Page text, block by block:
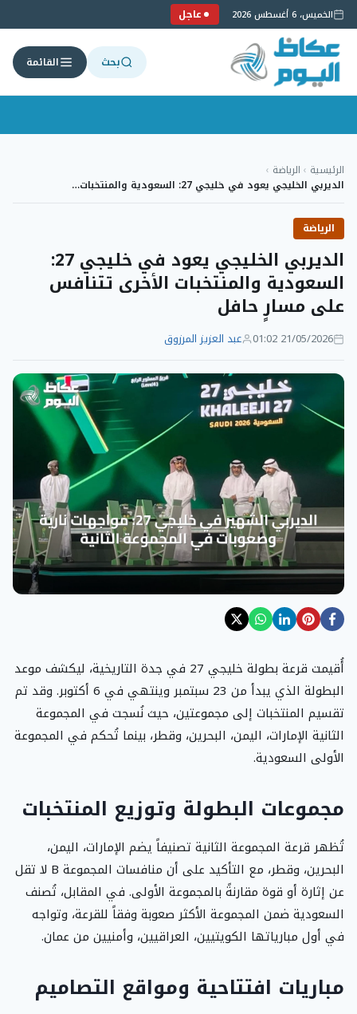
الخميس، 6 أغسطس 2026 عاجل
بحث القائمة
إلى
المحتوى
الرئيسية › الرياضة ›
الديربي الخليجي يعود في خليجي 27: السعودية والمنتخبات…
الرياضة
الديربي الخليجي يعود في خليجي 27:
السعودية والمنتخبات الأخرى تتنافس
على مسارٍ حافل
21/05/2026 01:02 عبد العزيز المرزوق
أُقيمت قرعة بطولة خليجي 27 في جدة التاريخية، ليكشف موعد
البطولة الذي يبدأ من 23 سبتمبر وينتهي في 6 أكتوبر. وقد تم
تقسيم المنتخبات إلى مجموعتين، حيث نُسجت في المجموعة
الثانية الإمارات، اليمن، البحرين، وقطر، بينما تُحكم في المجموعة
الأولى السعودية.
مجموعات البطولة وتوزيع المنتخبات
تُظهر قرعة المجموعة الثانية تصنيفاً يضم الإمارات، اليمن،
البحرين، وقطر، مع التأكيد على أن منافسات المجموعة B لا تقل
عن إثارة أو قوة مقارنةً بالمجموعة الأولى. في المقابل، تُصنف
السعودية ضمن المجموعة الأكثر صعوبة وفقاً للقرعة، وتواجه
في أول مبارياتها الكويتيين، العراقيين، وأمنيين من عمان.
مباريات افتتاحية ومواقع التصاميم